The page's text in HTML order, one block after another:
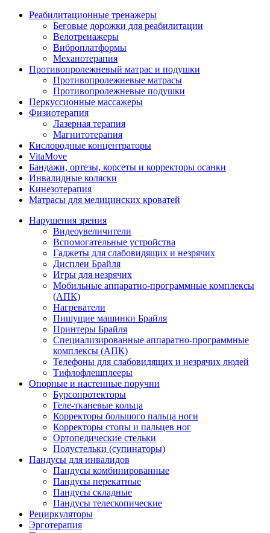
Реабилитационные тренажеры
Беговые дорожки для реабилитации
Велотренажеры
Виброплатформы
Механотерапия
Противопролежневый матрас и подушки
Противопролежневые матрасы
Противопролежневые подушки
Перкуссионные массажеры
Физиотерапия
Лазерная терапия
Магнитотерапия
Кислородные концентраторы
VitaMove
Бандажи, ортезы, корсеты и корректоры осанки
Инвалидные коляски
Кинезотерапия
Матрасы для медицинских кроватей
Нарушения зрения
Видеоувеличители
Вспомогательные устройства
Гаджеты для слабовидящих и незрячих
Дисплеи Брайля
Игры для незрячих
Мобильные аппаратно-программные комплексы
(АПК)
Нагреватели
Пишущие машинки Брайля
Принтеры Брайля
Специализированные аппаратно-программные
комплексы (АПК)
Телефоны для слабовидящих и незрячих людей
Тифлофлешплееры
Опорные и настенные поручни
Бурсопротекторы
Геле-тканевые кольца
Корректоры большого пальца ноги
Корректоры стопы и пальцев ног
Ортопедические стельки
Полустельки (супинаторы)
Пандусы для инвалидов
Пандусы комбинированные
Пандусы перекатные
Пандусы складные
Пандусы телескопические
Рециркуляторы
Эрготерапия